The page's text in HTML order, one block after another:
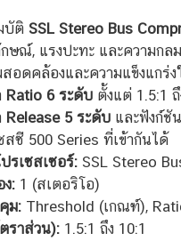
บัติ SSL Stereo Bus
กษณ์, แรงปะทะ และความก
สอดคล้องและความแข็งแก
Ratio 6 ระดับตั้งแต่ 1.5:1 ถึ
Release 5 ระดับและฟังก์ชั
สซี 500 Series ที่เข้ากันได้
รเซสเซอร์:SSL Stereo
:1 (สเตอริโอ)
ม:Threshold (เกณฑ์),
ราส่วน):1.5:1 ถึง 10:1